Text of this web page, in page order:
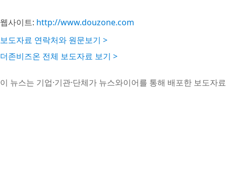
웹사이트: http://www.douzone.com
보도자료 연락처와 원문보기 >
더존비즈온 전체 보도자료 보기 >
이 뉴스는 기업·기관·단체가 뉴스와이어를 통해 배포한 보도자